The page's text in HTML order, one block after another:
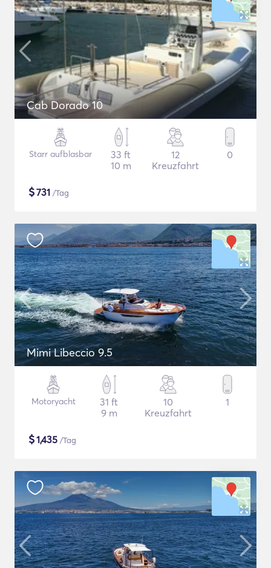
Cab Dorado 10
Starr aufblasbar
33 ft
10 m
12
Kreuzfahrt
0
$731 /Tag
Mimi Libeccio 9.5
Motoryacht
31 ft
9 m
10
Kreuzfahrt
1
$1,435 /Tag